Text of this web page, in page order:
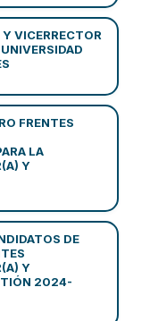
VICERRECTOR
FRENTES
LA
Y
DE
Y
2024-